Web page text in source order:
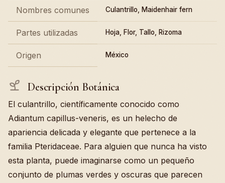
Nombres comunes Culantrillo, Maidenhair fern
Partes utilizadas Hoja, Flor, Tallo, Rizoma
Origen México
Descripción Botánica
El culantrillo, científicamente conocido como
Adiantum capillus-veneris, es un helecho de
apariencia delicada y elegante que pertenece a la
familia Pteridaceae. Para alguien que nunca ha visto
esta planta, puede imaginarse como un pequeño
conjunto de plumas verdes y oscuras que parecen